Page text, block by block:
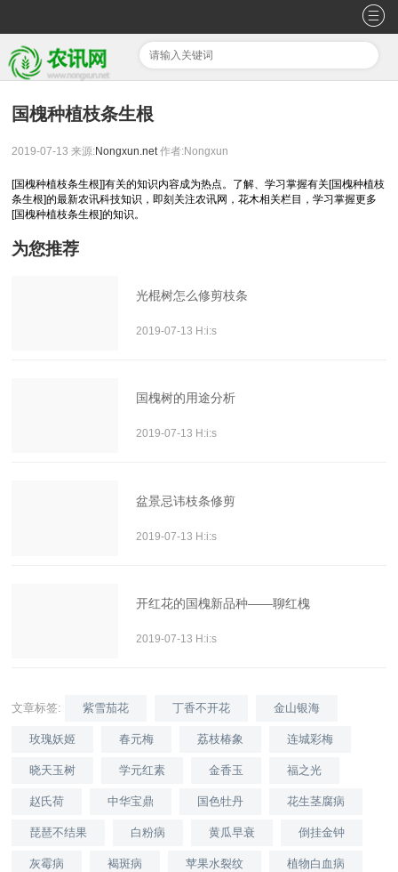
国槐种植枝条生根
2019-07-13 来源:Nongxun.net 作者:Nongxun
[国槐种植枝条生根]]有关的知识内容成为热点。了解、学习掌握有关[国槐种植枝
条生根]的最新农讯科技知识，即刻关注农讯网，花木相关栏目，学习掌握更多
[国槐种植枝条生根]的知识。
为您推荐
光棍树怎么修剪枝条
2019-07-13 H:i:s
国槐树的用途分析
2019-07-13 H:i:s
盆景忌讳枝条修剪
2019-07-13 H:i:s
开红花的国槐新品种――聊红槐
2019-07-13 H:i:s
文章标签: 紫雪茄花 丁香不开花 金山银海
玫瑰妖姬 春元梅 荔枝椿象 连城彩梅
晓天玉树 学元红素 金香玉 福之光
赵氏荷 中华宝鼎 国色牡丹 花生茎腐病
琵琶不结果 白粉病 黄瓜早衰 倒挂金钟
灰霉病 褐斑病 苹果水裂纹 植物白血病